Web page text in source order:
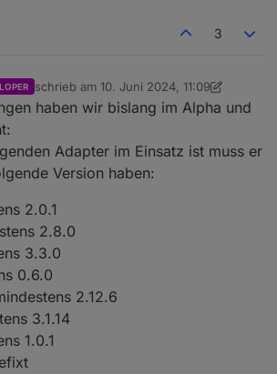
3
schrieb am 10. Juni 2024, 11:09
zuletzt editiert von foxriver76
haben wir bislang im Alpha und
Adapter im Einsatz ist muss er
Version haben:
2.0.1
2.8.0
3.3.0
0.6.0
2.12.6
3.1.14
1.0.1